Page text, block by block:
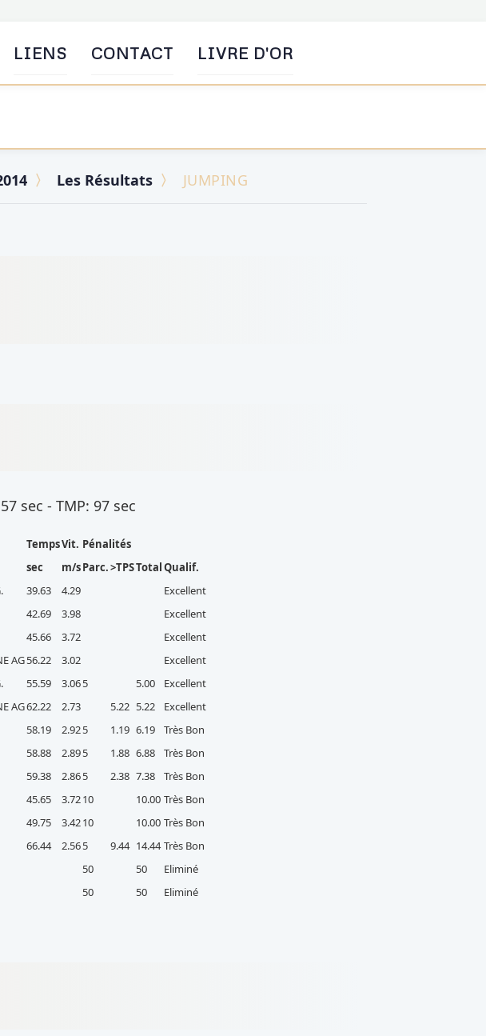
LIENS CONTACT LIVRE D'OR
Les Résultats JUMPING
sec - TMP: 97 sec
TempsVit. Pénalités
sec m/sParc.>TPSTotalQualif.
39.63 4.29
Excellent
42.69 3.98
Excellent
45.66 3.72
Excellent
AG56.22 3.02
Excellent
55.59 3.065 5.00
Excellent
AG62.22 2.73 5.22 5.22
Excellent
58.19 2.925 1.19 6.19
Très Bon
58.88 2.895 1.88 6.88
Très Bon
59.38 2.865 2.38 7.38
Très Bon
45.65 3.7210 10.00 Très Bon
49.75 3.4210 10.00 Très Bon
66.44 2.565 9.44 14.44 Très Bon
50 50
Eliminé
50 50 Eliminé